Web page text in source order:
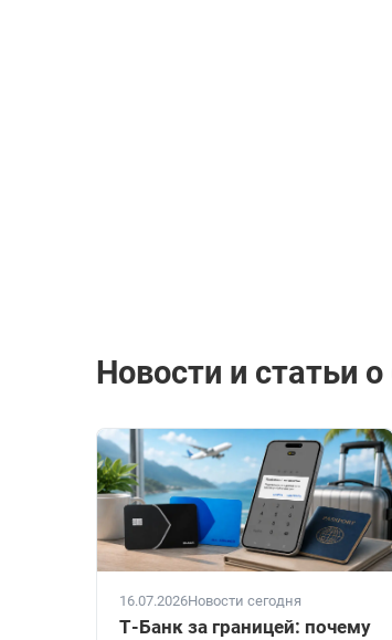
Новости и статьи
16.07.2026Новости сегодня
Т-Банк за границей: почему